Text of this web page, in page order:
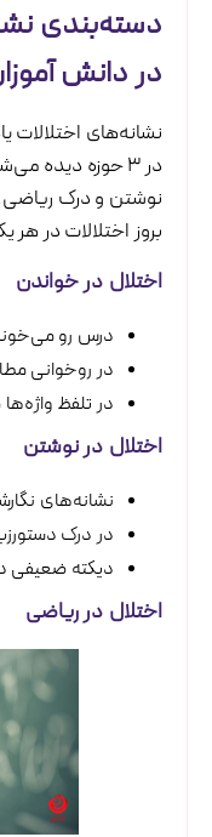
دسته‌بندی
در دانش
نشانه‌های اختلالات
در ۳ حوزه دیده
نوشتن و درک ریاضی.
بروز اختلالات در
اختلال در خواندن
درس رو
در روخوانی
در تلفظ
اختلال در نوشتن
نشانه‌های
در درک
دیکته ضعیفی
اختلال در ریاضی